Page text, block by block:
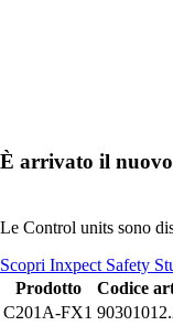
È arrivato il
Le Control units sono
Scopri Inxpect Safety
Prodotto
Codice
C201A-FX1